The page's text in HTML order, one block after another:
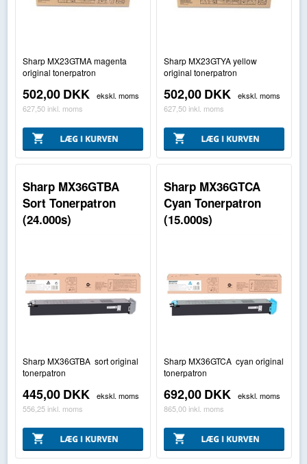
Sharp MX23GTMA magenta
original tonerpatron
502,00DKK
ekskl. moms
627,50 inkl. moms
Sharp MX23GTYA yellow
original tonerpatron
502,00DKK
ekskl. moms
627,50 inkl. moms
Sharp MX36GTBA
Sort Tonerpatron
(24.000s)
Sharp MX36GTBA sort original
tonerpatron
445,00DKK
ekskl. moms
556,25 inkl. moms
Sharp MX36GTCA
Cyan Tonerpatron
(15.000s)
Sharp MX36GTCA cyan original
tonerpatron
692,00DKK
ekskl. moms
865,00 inkl. moms